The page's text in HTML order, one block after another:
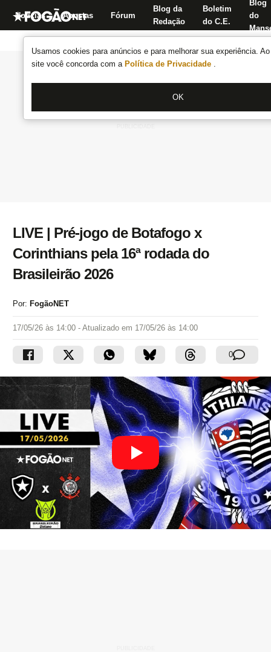
Usamos cookies para anúncios e para melhorar sua experiência.
site você concorda com a Política de Privacidade .
OK
Notícias Apostas Fórum
Blog da
Redação
Boletim
do C.E.
Blog
do
LIVE | Pré-jogo de Botafogo x
Corinthians pela 16ª rodada do
Brasileirão 2026
Por: FogãoNET
17/05/26 às 14:00 - Atualizado em 17/05/26 às 14:00
0